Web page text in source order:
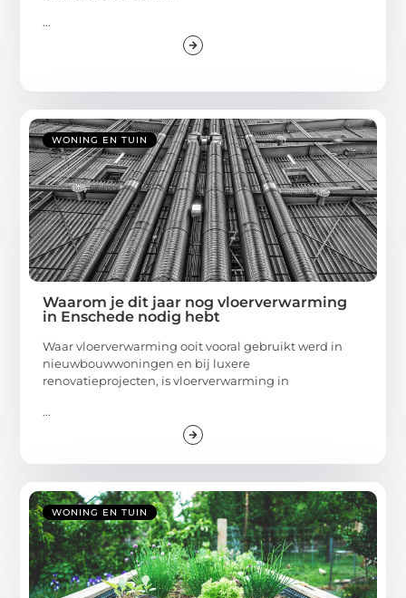
...
WONING EN TUIN
Waarom je dit jaar nog vloerverwarming
in Enschede nodig hebt
Waar vloerverwarming ooit vooral gebruikt werd in
nieuwbouwwoningen en bij luxere
renovatieprojecten, is vloerverwarming in
...
WONING EN TUIN